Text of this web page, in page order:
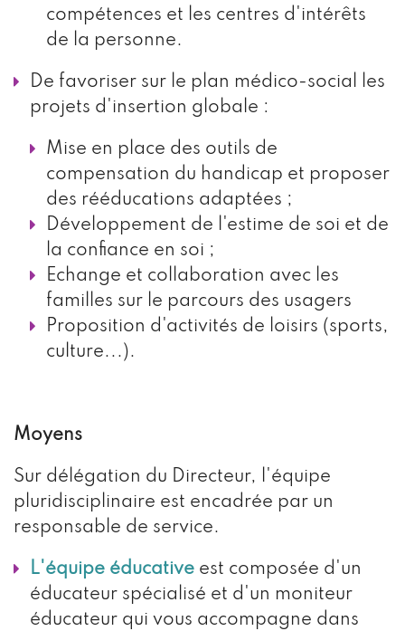
compétences et les centres d'intérêts
de la personne.
De favoriser sur le plan médico-social les
projets d'insertion globale :
Mise en place des outils de
compensation du handicap et proposer
des rééducations adaptées ;
Développement de l'estime de soi et de
la confiance en soi ;
Echange et collaboration avec les
familles sur le parcours des usagers
Proposition d'activités de loisirs (sports,
culture...).
Moyens
Sur délégation du Directeur, l'équipe
pluridisciplinaire est encadrée par un
responsable de service.
L'équipe éducative est composée d'un
éducateur spécialisé et d'un moniteur
éducateur qui vous accompagne dans